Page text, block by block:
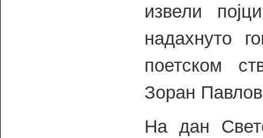
извели
надахнуто
поетском
Зоран
На дан